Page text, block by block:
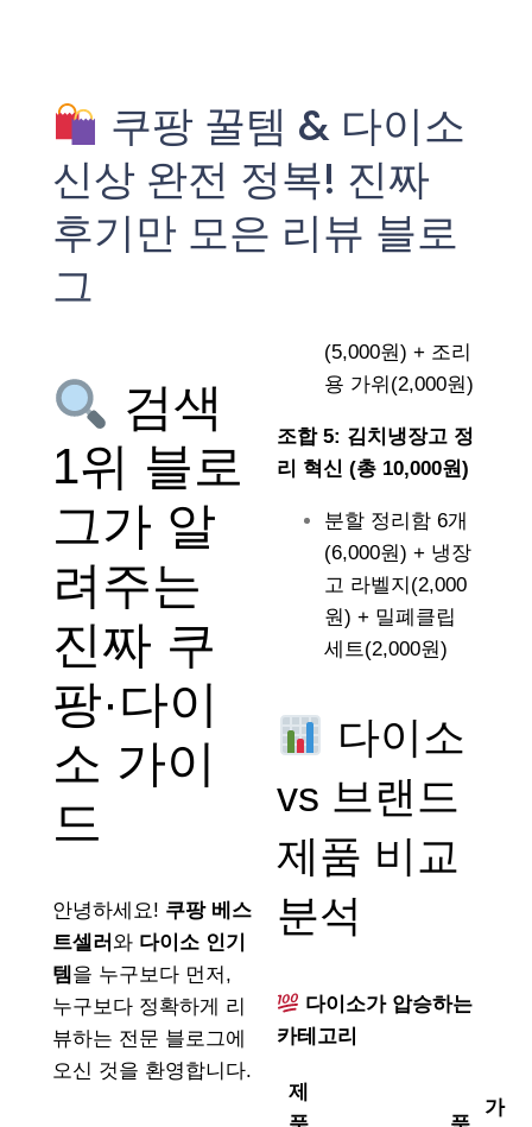
쿠팡 꿀템 & 다이소
신상 완전 정복! 진짜
후기만 모은 리뷰 블로
그
검색
1위 블로
그가 알
려주는
진짜 쿠
팡·다이
소 가이
드
안녕하세요! 쿠팡 베스
트셀러 와 다이소 인기
템 을 누구보다 먼저,
누구보다 정확하게 리
뷰하는 전문 블로그에
오신 것을 환영합니다.
(5,000원) + 조리
용 가위(2,000원)
조합 5: 김치냉장고 정
리 혁신 (총 10,000원)
분할 정리함 6개
(6,000원) + 냉장
고 라벨지(2,000
원) + 밀폐클립
세트(2,000원)
다이소
vs 브랜드
제품 비교
분석
다이소가 압승하는
카테고리
제
가